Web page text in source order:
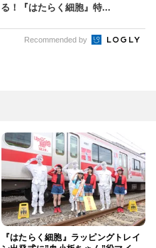
る！『はたらく細胞』特...
Recommended by
『はたらく細胞』ラッピングトレイ